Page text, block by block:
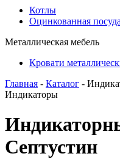
Котлы
Оцинкованная посуда
Металлическая мебель
Кровати
Главная - Каталог -
Индикаторы
Септустин